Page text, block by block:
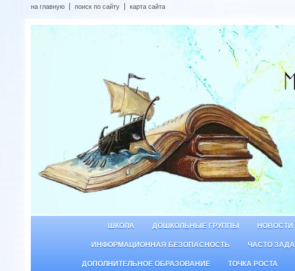
на главную поиск по сайту карта сайта
ШКОЛА ДОШКОЛЬНЫЕ ГРУППЫ НОВОСТИ
ИНФОРМАЦИОННАЯ БЕЗОПАСНОСТЬ ЧАСТО
ДОПОЛНИТЕЛЬНОЕ ОБРАЗОВАНИЕ ТОЧКА РОСТА